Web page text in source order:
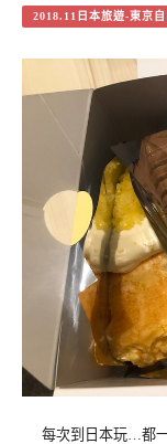
2018.11日本旅遊-東京自
每次到日本玩…都一